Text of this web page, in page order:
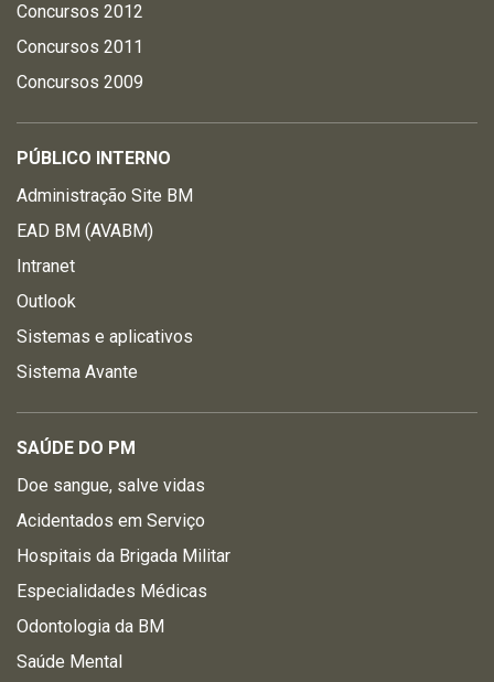
Concursos 2012
Concursos 2011
Concursos 2009
PÚBLICO INTERNO
Administração Site BM
EAD BM (AVABM)
Intranet
Outlook
Sistemas e aplicativos
Sistema Avante
SAÚDE DO PM
Doe sangue, salve vidas
Acidentados em Serviço
Hospitais da Brigada Militar
Especialidades Médicas
Odontologia da BM
Saúde Mental